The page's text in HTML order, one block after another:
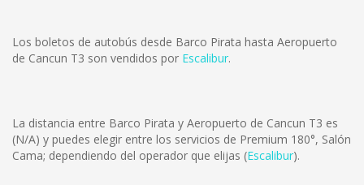
Los boletos de autobús desde Barco Pirata hasta Aeropuerto
de Cancun T3 son vendidos por Escalibur.
La distancia entre Barco Pirata y Aeropuerto de Cancun T3 es
(N/A) y puedes elegir entre los servicios de Premium 180°, Salón
Cama; dependiendo del operador que elijas (Escalibur).